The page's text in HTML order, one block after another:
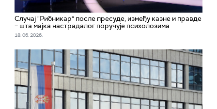
Случај "Рибникар" после пресуде, између казне и правде
– шта мајка настрадалог поручује психолозима
18. 06. 2026.